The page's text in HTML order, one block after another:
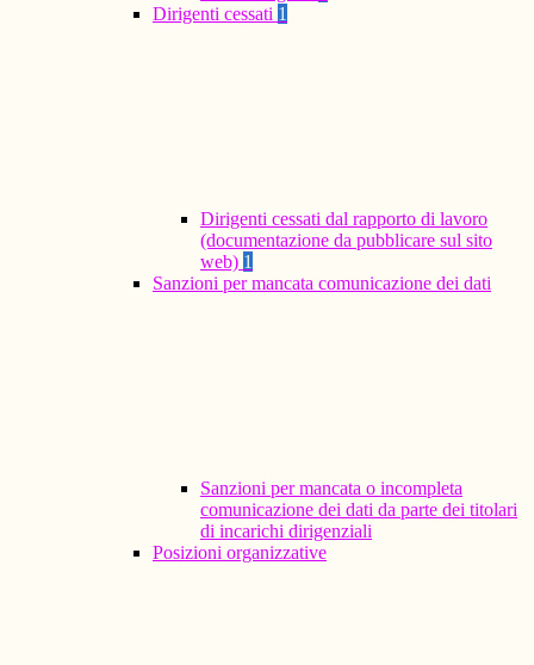
Dirigenti cessati 1
Dirigenti cessati dal rapporto di lavoro
(documentazione da pubblicare sul sito
web) 1
Sanzioni per mancata comunicazione dei dati
Sanzioni per mancata o incompleta
comunicazione dei dati da parte dei titolari
di incarichi dirigenziali
Posizioni organizzative